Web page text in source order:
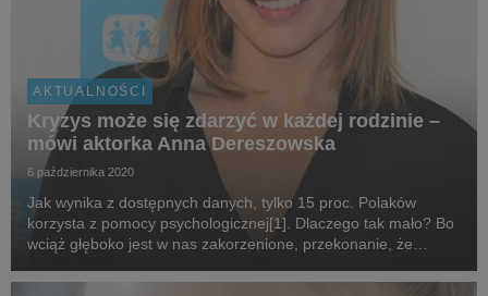
AKTUALNOŚCI
Kryzys może się zdarzyć w każdej rodzinie –
mówi aktorka Anna Dereszowska
6 października 2020
Jak wynika z dostępnych danych, tylko 15 proc. Polaków
korzysta z pomocy psychologicznej[1]. Dlaczego tak mało? Bo
wciąż głęboko jest w nas zakorzenione, przekonanie, że
zdarzyć w każdej rodzinie, o czym przekonuje...